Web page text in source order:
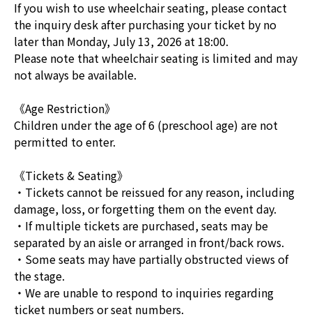
If you wish to use wheelchair seating, please contact
the inquiry desk after purchasing your ticket by no
later than Monday, July 13, 2026 at 18:00.
Please note that wheelchair seating is limited and may
not always be available.
《Age Restriction》
Children under the age of 6 (preschool age) are not
permitted to enter.
《Tickets & Seating》
・Tickets cannot be reissued for any reason, including
damage, loss, or forgetting them on the event day.
・If multiple tickets are purchased, seats may be
separated by an aisle or arranged in front/back rows.
・Some seats may have partially obstructed views of
the stage.
・We are unable to respond to inquiries regarding
ticket numbers or seat numbers.